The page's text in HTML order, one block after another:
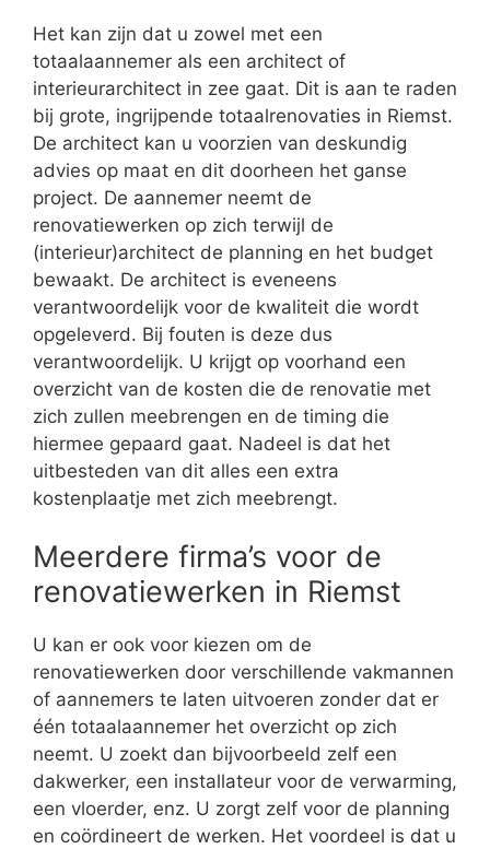
Het kan zijn dat u zowel met een
totaalaannemer als een architect of
interieurarchitect in zee gaat. Dit is aan te raden
bij grote, ingrijpende totaalrenovaties in Riemst.
De architect kan u voorzien van deskundig
advies op maat en dit doorheen het ganse
project. De aannemer neemt de
renovatiewerken op zich terwijl de
(interieur)architect de planning en het budget
bewaakt. De architect is eveneens
verantwoordelijk voor de kwaliteit die wordt
opgeleverd. Bij fouten is deze dus
verantwoordelijk. U krijgt op voorhand een
overzicht van de kosten die de renovatie met
zich zullen meebrengen en de timing die
hiermee gepaard gaat. Nadeel is dat het
uitbesteden van dit alles een extra
kostenplaatje met zich meebrengt.
Meerdere firma’s voor de
renovatiewerken in Riemst
U kan er ook voor kiezen om de
renovatiewerken door verschillende vakmannen
of aannemers te laten uitvoeren zonder dat er
één totaalaannemer het overzicht op zich
neemt. U zoekt dan bijvoorbeeld zelf een
dakwerker, een installateur voor de verwarming,
een vloerder, enz. U zorgt zelf voor de planning
en coördineert de werken. Het voordeel is dat u